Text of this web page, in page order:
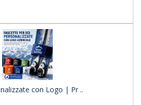
con Logo | Pr ..